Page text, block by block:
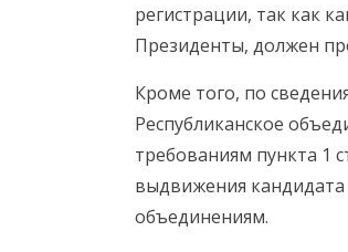
регистрации, так как
Президенты, должен
Кроме того, по
Республиканское
требованиям пункта 1
выдвижения
объединениям.